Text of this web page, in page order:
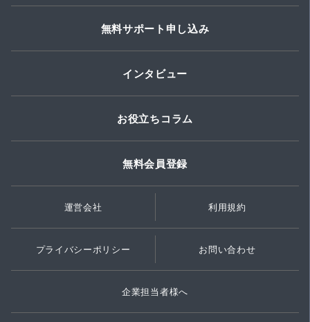
無料サポート申し込み
インタビュー
お役立ちコラム
無料会員登録
運営会社 利用規約
プライバシーポリシー お問い合わせ
企業担当者様へ